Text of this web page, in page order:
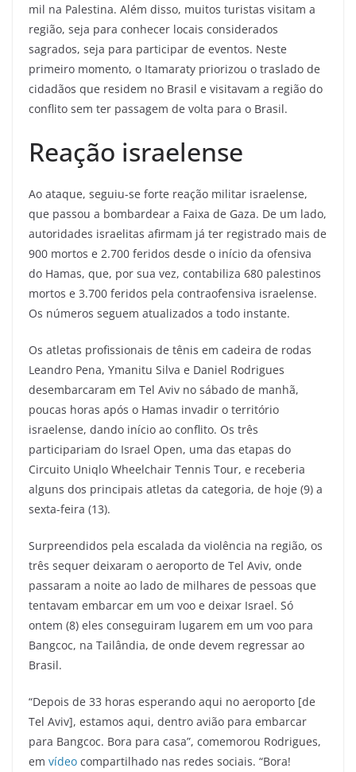
mil na Palestina. Além disso, muitos turistas visitam a
região, seja para conhecer locais considerados
sagrados, seja para participar de eventos. Neste
primeiro momento, o Itamaraty priorizou o traslado de
cidadãos que residem no Brasil e visitavam a região do
conflito sem ter passagem de volta para o Brasil.
Reação israelense
Ao ataque, seguiu-se forte reação militar israelense,
que passou a bombardear a Faixa de Gaza. De um lado,
autoridades israelitas afirmam já ter registrado mais de
900 mortos e 2.700 feridos desde o início da ofensiva
do Hamas, que, por sua vez, contabiliza 680 palestinos
mortos e 3.700 feridos pela contraofensiva israelense.
Os números seguem atualizados a todo instante.
Os atletas profissionais de tênis em cadeira de rodas
Leandro Pena, Ymanitu Silva e Daniel Rodrigues
desembarcaram em Tel Aviv no sábado de manhã,
poucas horas após o Hamas invadir o território
israelense, dando início ao conflito. Os três
participariam do Israel Open, uma das etapas do
Circuito Uniqlo Wheelchair Tennis Tour, e receberia
alguns dos principais atletas da categoria, de hoje (9) a
sexta-feira (13).
Surpreendidos pela escalada da violência na região, os
três sequer deixaram o aeroporto de Tel Aviv, onde
passaram a noite ao lado de milhares de pessoas que
tentavam embarcar em um voo e deixar Israel. Só
ontem (8) eles conseguiram lugarem em um voo para
Bangcoc, na Tailândia, de onde devem regressar ao
Brasil.
“Depois de 33 horas esperando aqui no aeroporto [de
Tel Aviv], estamos aqui, dentro avião para embarcar
para Bangcoc. Bora para casa”, comemorou Rodrigues,
em vídeo compartilhado nas redes sociais. “Bora!